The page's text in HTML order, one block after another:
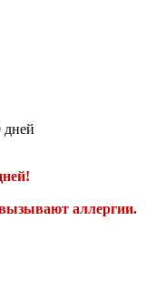
дней
аллергии.